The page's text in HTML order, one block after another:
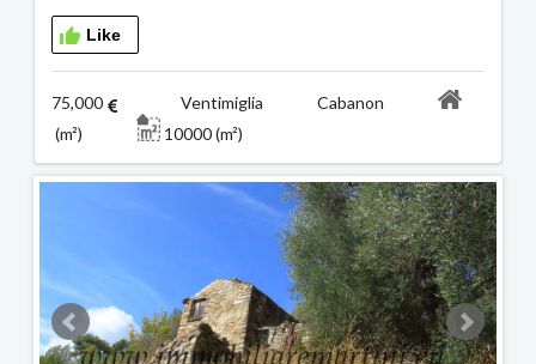
Like
75,000
Ventimiglia Cabanon
(m²)
10000 (m²)